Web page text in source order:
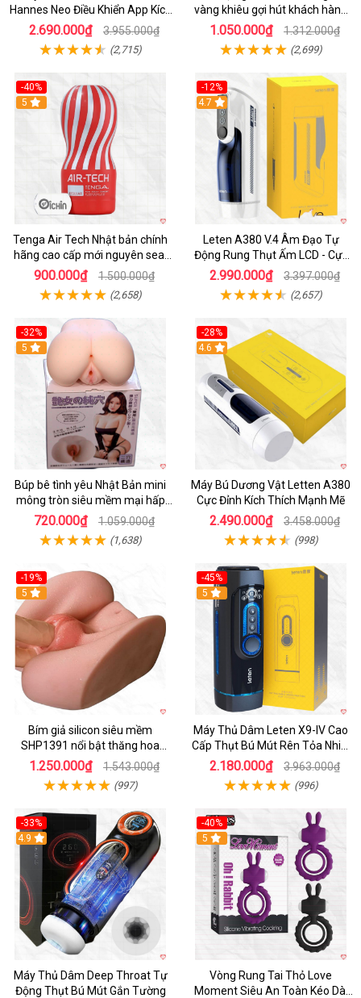
Hannes Neo Điều Khiển App Kích
Thích
2.690.000₫ 3.955.000₫
(2,715)
vàng khiêu gợi hút khách hàng
nam
1.050.000₫ 1.312.000₫
(2,699)
-40%
Hot
5
Tenga Air Tech Nhật bản chính
hãng cao cấp mới nguyên seal
giá tốt
900.000₫ 1.500.000₫
(2,658)
-12%
Hot
4.7
Leten A380 V.4 Âm Đạo Tự
Động Rung Thụt Ấm LCD - Cực
Phê
2.990.000₫ 3.397.000₫
(2,657)
-32%
Hot
5
Búp bê tình yêu Nhật Bản mini
mông tròn siêu mềm mại hấp
dẫn
720.000₫ 1.059.000₫
(1,638)
-28%
Hot
4.6
Máy Bú Dương Vật Letten A380
Cực Đỉnh Kích Thích Mạnh Mẽ
2.490.000₫ 3.458.000₫
(998)
-19%
Hot
5
Bím giả silicon siêu mềm
SHP1391 nổi bật thăng hoa
hoàn hảo
1.250.000₫ 1.543.000₫
(997)
-45%
Hot
5
Máy Thủ Dâm Leten X9-IV Cao
Cấp Thụt Bú Mút Rên Tỏa Nhiệt
Sạc Pin
2.180.000₫ 3.963.000₫
(996)
-33%
Hot
4.9
Máy Thủ Dâm Deep Throat Tự
Động Thụt Bú Mút Gắn Tường
-40%
5
Vòng Rung Tai Thỏ Love
Moment Siêu An Toàn Kéo Dài